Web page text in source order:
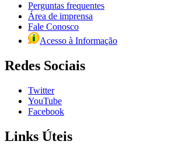
Perguntas frequentes
Área de imprensa
Fale Conosco
Acesso à Informação
Redes Sociais
Twitter
YouTube
Facebook
Links Úteis